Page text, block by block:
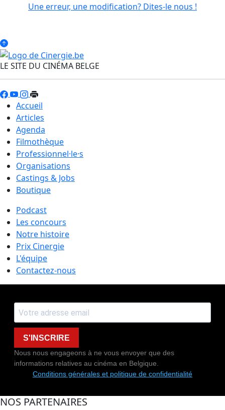
Une erreur, une modification? Dites-le nous !
LE SITE DU CINÉMA BELGE
Accueil
Articles
Agenda
Filmothèque
Professionnel·le·s
Organisations
Castings & Jobs
Boutique
Podcast
Les concours
Notre histoire
Prix Cinergie
L'équipe
Contactez-nous
S'INSCRIRE
Nous nous engageons à ne vous envoyer que des
informations relatives au cinéma en Belgique.
Conditions générales et politique de confidentialité
NOS PARTENAIRES